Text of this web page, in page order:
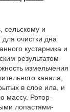
сельскому и
для очистки дна
кустарника и
результатом
измельчения
канала,
в слое ила, и
массу. Ротор-
лопастями-